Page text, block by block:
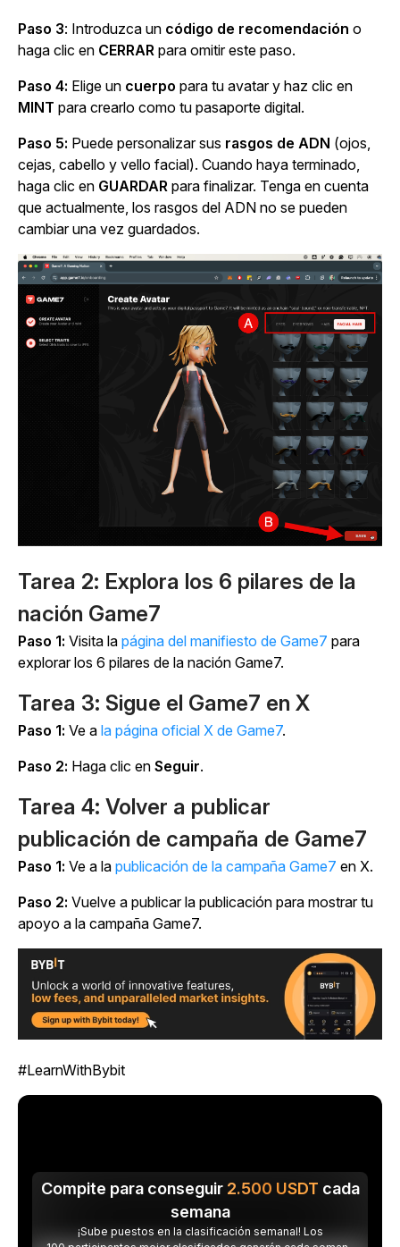
Paso 3: Introduzca un código de recomendación o
haga clic en CERRAR para omitir este paso.
Paso 4: Elige un cuerpo para tu avatar y haz clic en
MINT para crearlo como tu pasaporte digital.
Paso 5: Puede personalizar sus rasgos de ADN (ojos,
cejas, cabello y vello facial). Cuando haya terminado,
haga clic en GUARDAR para finalizar. Tenga en cuenta
que actualmente, los rasgos del ADN no se pueden
cambiar una vez guardados.
Tarea 2: Explora los 6 pilares de la
nación Game7
Paso 1: Visita la página del manifiesto de Game7 para
explorar los 6 pilares de la nación Game7.
Tarea 3: Sigue el Game7 en X
Paso 1: Ve a la página oficial X de Game7.
Paso 2: Haga clic en Seguir.
Tarea 4: Volver a publicar
publicación de campaña de Game7
Paso 1: Ve a la publicación de la campaña Game7 en X.
Paso 2: Vuelve a publicar la publicación para mostrar tu
apoyo a la campaña Game7.
#LearnWithBybit
Compite para conseguir 2.500 USDT cada
semana
¡Sube puestos en la clasificación semanal! Los